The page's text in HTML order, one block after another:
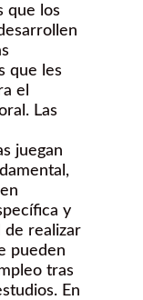
que los
que les
el
Las
juegan
y
de realizar
pueden
tras
En